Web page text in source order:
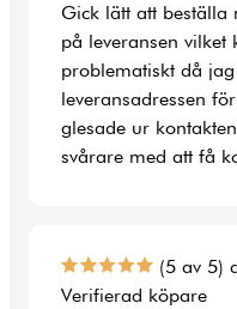
Gick lätt att beställa
på leveransen vilket
problematiskt då
leveransadressen
glesade ur
svårare med att få
(5 av 5)
Verifierad köpare